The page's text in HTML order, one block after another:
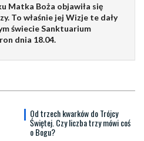
Matka Boża objawiła się
To właśnie jej Wizje te dały
świecie Sanktuarium
dnia 18.04.
Od trzech kwarków do Trójcy
Świętej. Czy liczba trzy mówi coś
o Bogu?